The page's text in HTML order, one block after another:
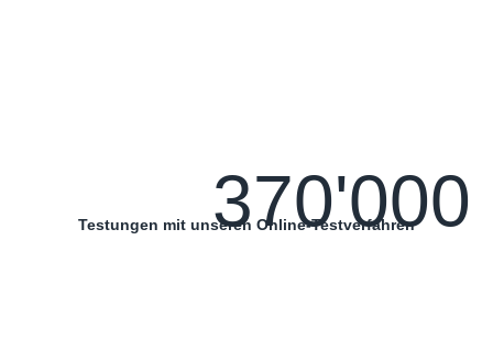
370'000
Testungen mit unseren Online-Testverfahren